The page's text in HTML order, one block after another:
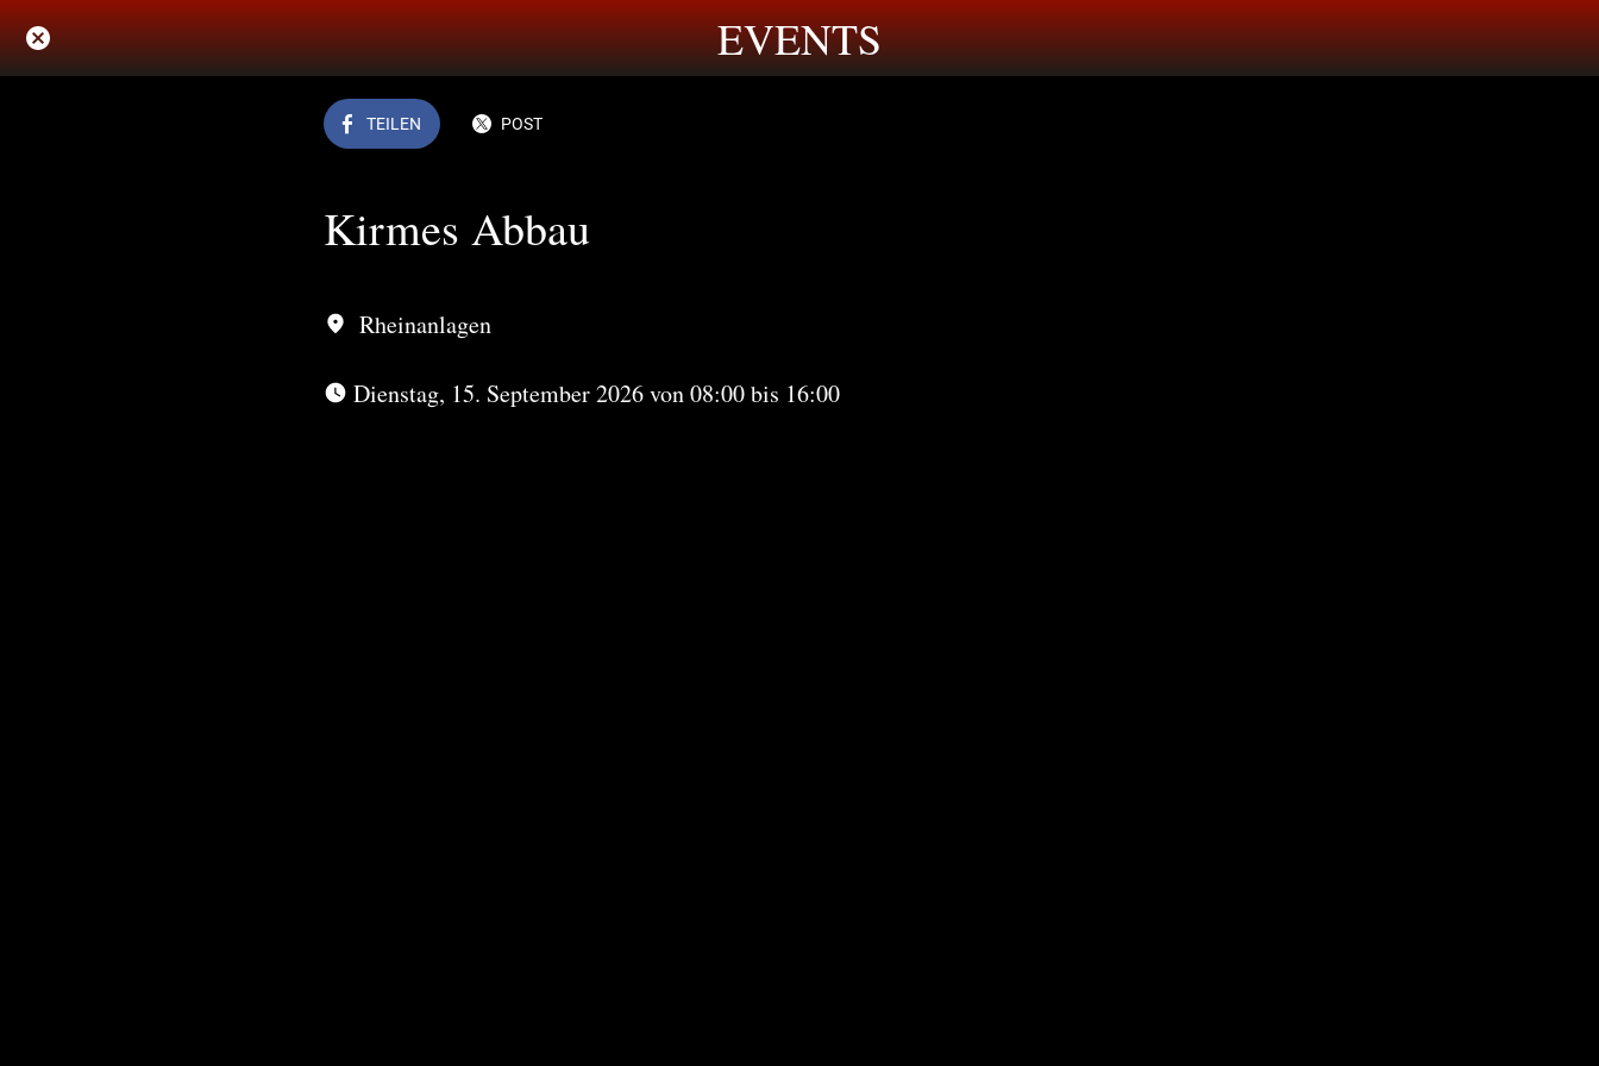
EVENTS
TEILEN POST
Kirmes Abbau
Rheinanlagen
Dienstag, 15. September 2026 von 08:00 bis 16:00